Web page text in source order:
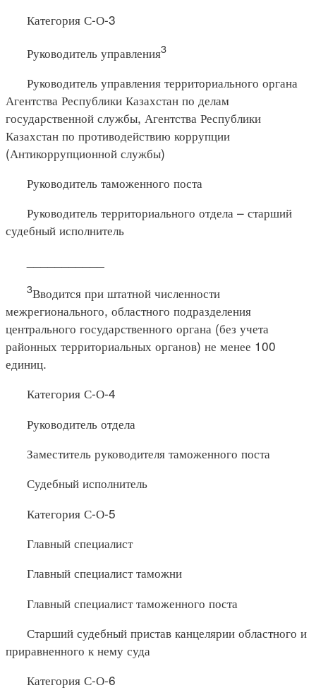
Категория С-О-3
Руководитель управления3
Руководитель управления территориального органа
Агентства Республики Казахстан по делам
государственной службы, Агентства Республики
Казахстан по противодействию коррупции
(Антикоррупционной службы)
Руководитель таможенного поста
Руководитель территориального отдела – старший
судебный исполнитель
3Вводится при штатной численности
межрегионального, областного подразделения
центрального государственного органа (без учета
районных территориальных органов) не менее 100
единиц.
Категория С-О-4
Руководитель отдела
Заместитель руководителя таможенного поста
Судебный исполнитель
Категория С-О-5
Главный специалист
Главный специалист таможни
Главный специалист таможенного поста
Старший судебный пристав канцелярии областного и
приравненного к нему суда
Категория С-О-6